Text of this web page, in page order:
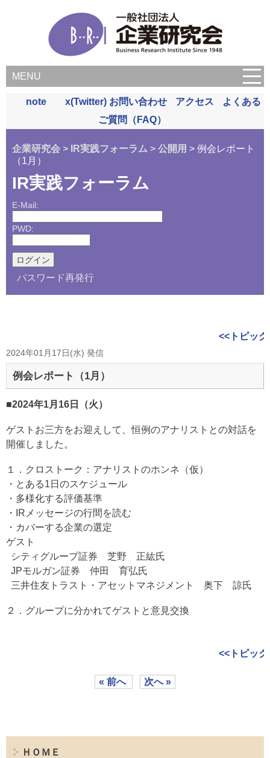
MENU
note x(Twitter) お問い合わせ アクセス
よくある
ご質問（FAQ）
企業研究会 > IR実践フォーラム > 公開用 > 例会レポート
（1月）
IR実践フォーラム
E-Mail:
PWD:
パスワード再発行
<<トピッ
2024年01月17日(水) 発信
例会レポート（1月）
■2024年1月16日（火）
ゲストお三方をお迎えして、恒例のアナリストとの対話を
開催しました。
１．クロストーク：アナリストのホンネ（仮）
・とある1日のスケジュール
・多様化する評価基準
・IRメッセージの行間を読む
・カバーする企業の選定
ゲスト
シティグループ証券 芝野 正紘氏
JPモルガン証券 仲田 育弘氏
三井住友トラスト・アセットマネジメント 奥下 諒氏
２．グループに分かれてゲストと意見交換
<<トピッ
« 前へ 次へ »
ＨＯＭＥ